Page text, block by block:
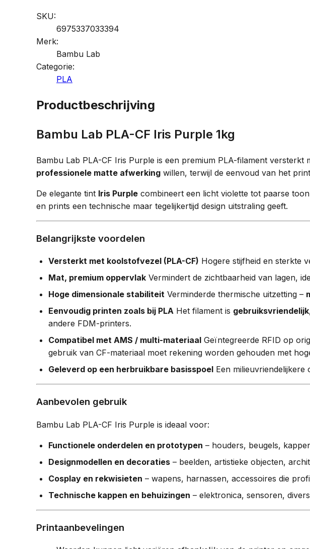
SKU:
6975337033394
Merk:
Bambu Lab
Categorie:
PLA
Productbeschrijving
Bambu Lab PLA-CF Iris Purple 1kg
Bambu Lab PLA-CF Iris Purple is een premium PLA-filament
professionele matte afwerking willen, terwijl de eenvoud van het
De elegante tint Iris Purple combineert een licht violette tot paarse
en prints een technische maar tegelijkertijd design uitstraling geeft.
Belangrijkste voordelen
Versterkt met koolstofvezel (PLA-CF) Hogere stijfheid en sterkte
Mat, premium oppervlak Vermindert de zichtbaarheid van lagen,
Hoge dimensionale stabiliteit Verminderde thermische uitzetting –
Eenvoudig printen zoals bij PLA Het filament is gebruiksvriendelijk
andere FDM-printers.
Compatibel met AMS / multi-materiaal Geïntegreerde RFID op
gebruik van CF-materiaal moet rekening worden gehouden met
Geleverd op een herbruikbare basisspoel Een
Aanbevolen gebruik
Bambu Lab PLA-CF Iris Purple is ideaal voor:
Functionele onderdelen en prototypen – houders, beugels,
Designmodellen en decoraties – beelden, artistieke objecten,
Cosplay en rekwisieten – wapens, harnassen, accessoires die
Technische kappen en behuizingen – elektronica, sensoren,
Printaanbevelingen